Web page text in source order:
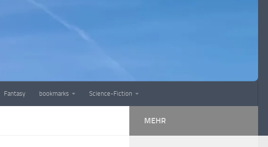
Fantasy bookmarks Science-Fiction
MEHR